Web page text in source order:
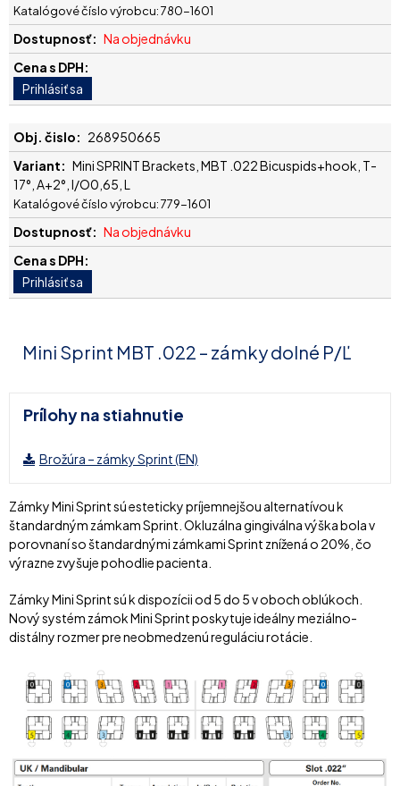
Katalógové číslo výrobcu: 780-1601
Na objednávku
268950665
Mini SPRINT Brackets, MBT .022 Bicuspids+hook, T-
17°, A+2°, I/O0,65, L
Katalógové číslo výrobcu: 779-1601
Na objednávku
Mini Sprint MBT .022 – zámky dolné P/Ľ
Prílohy na stiahnutie
Brožúra – zámky Sprint (EN)
Zámky Mini Sprint sú esteticky príjemnejšou alternatívou k
štandardným zámkam Sprint. Okluzálna gingiválna výška bola v
porovnaní so štandardnými zámkami Sprint znížená o 20%, čo
výrazne zvyšuje pohodlie pacienta.
Zámky Mini Sprint sú k dispozícii od 5 do 5 v oboch oblúkoch.
Nový systém zámok Mini Sprint poskytuje ideálny meziálno-
distálny rozmer pre neobmedzenú reguláciu rotácie.